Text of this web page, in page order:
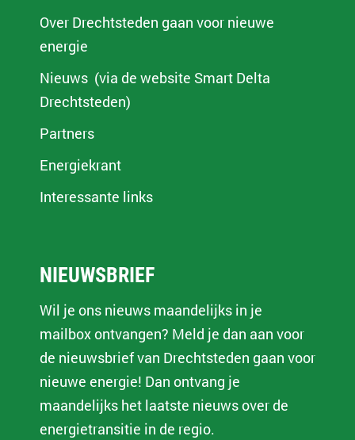
Over Drechtsteden gaan voor nieuwe
energie
Nieuws (via de website Smart Delta
Drechtsteden)
Partners
Energiekrant
Interessante links
NIEUWSBRIEF
Wil je ons nieuws maandelijks in je
mailbox ontvangen? Meld je dan aan voor
de nieuwsbrief van Drechtsteden gaan voor
nieuwe energie! Dan ontvang je
maandelijks het laatste nieuws over de
energietransitie in de regio.